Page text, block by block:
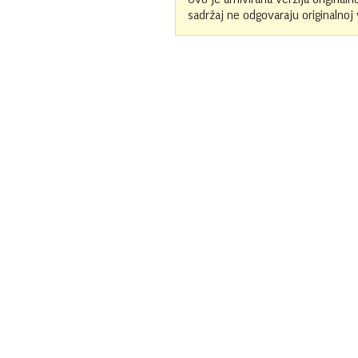
sadržaj ne odgovaraju originalnoj